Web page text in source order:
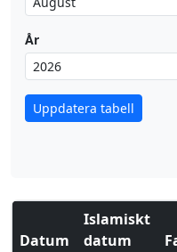
År
Uppdatera tabell
Datum
Islamiskt
datum